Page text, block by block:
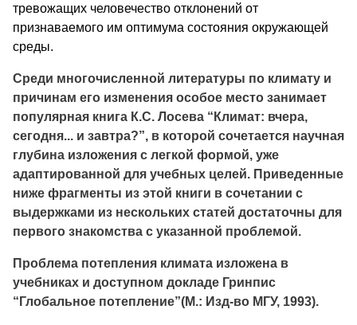
тревожащих человечество отклонений от
признаваемого им оптимума состояния окружающей
среды.
Среди многочисленной литературы по климату и
причинам его изменения особое место занимает
популярная книга К.С. Лосева “Климат: вчера,
сегодня... и завтра?”, в которой сочетается научная
глубина изложения с легкой формой, уже
адаптированной для учебных целей. Приведенные
ниже фрагменты из этой книги в сочетании с
выдержками из нескольких статей достаточны для
первого знакомства с указанной проблемой.
Проблема потепления климата изложена в
учебниках и доступном докладе Гринпис
“Глобальное потепление”(М.: Изд-во МГУ, 1993).